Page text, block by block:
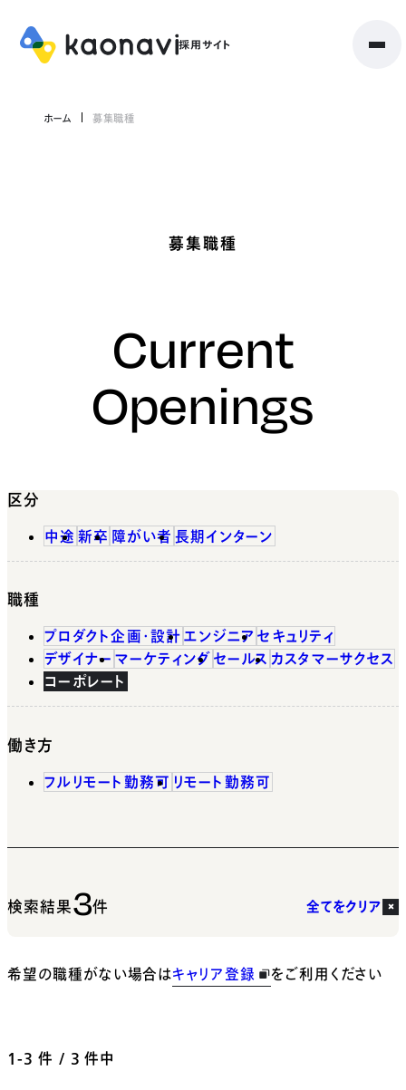
ホーム 募集職種
募集職種
Current
Openings
区分
中途 新卒 障がい者 長期インターン
職種
プロダクト企画・設計 エンジニア セキュリティ
デザイナー マーケティング セールス カスタマーサクセス
コーポレート
働き方
フルリモート勤務可 リモート勤務可
検索結果3件 全てをクリア
希望の職種がない場合はキャリア登録 をご利用ください
1-3 件 / 3 件中